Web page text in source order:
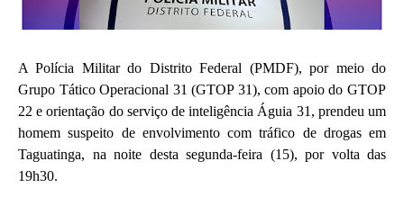
A Polícia Militar do Distrito Federal (PMDF), por meio do
Grupo Tático Operacional 31 (GTOP 31), com apoio do GTOP
22 e orientação do serviço de inteligência Águia 31, prendeu um
homem suspeito de envolvimento com tráfico de drogas em
Taguatinga, na noite desta segunda-feira (15), por volta das
19h30.